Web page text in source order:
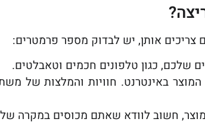
צריכים אותן, יש לבדוק מספר פרמטרים:
שלכם, כגון טלפונים חכמים וטאבלטים.
באינטרנט. חוויות והמלצות של
חשוב לוודא שאתם מכוסים במקרה